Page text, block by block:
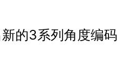
的3系列角度编码